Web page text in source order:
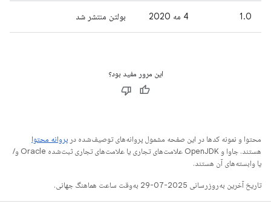
1.0 4 مه 2020 بولتن منتشر شد
این مرور مفید بود؟
محتوا و نمونه کدها در این صفحه مشمول پروانه‌های توصیف‌شده در پروانه محتوا
هستند. جاوا و OpenJDK علامت‌های تجاری یا علامت‌های تجاری ثبت‌شده Oracle و/
یا وابسته‌های آن هستند.
تاریخ آخرین به‌روزرسانی 2025-07-29 به‌وقت ساعت هماهنگ جهانی.